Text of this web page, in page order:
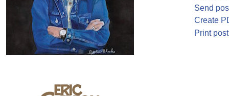
Send
Create
Print post